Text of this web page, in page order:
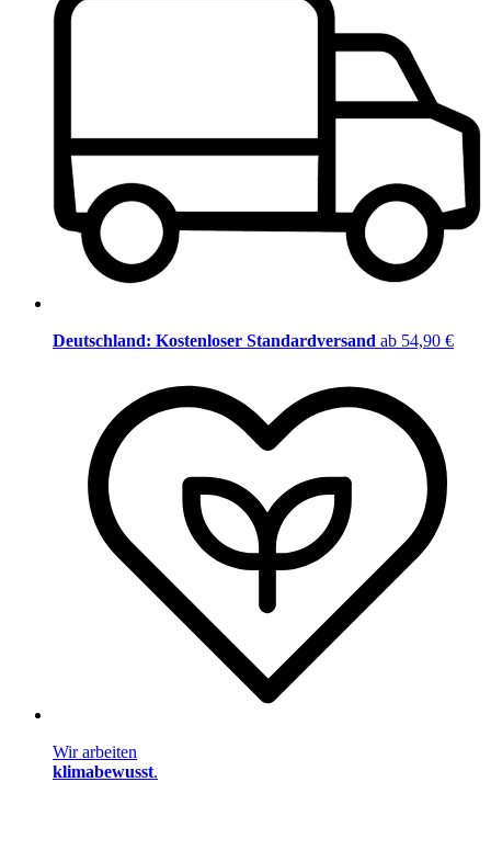
Deutschland: Kostenloser Standardversand ab 54,90 €
Wir arbeiten
klimabewusst.